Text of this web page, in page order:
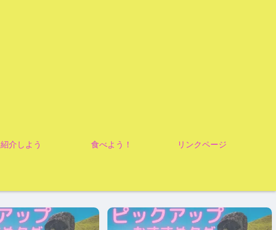
紹介しよう 食べよう！ リンクページ